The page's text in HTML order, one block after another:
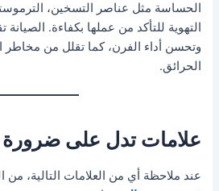
الحساسة مثل عناصر التسخين،
التهوية للتأكد من عملها بكفاءة.
وتحسن أداء الفرن، كما تقلل من مخاطر
الحرائق.
علامات تدل على ضرورة
عند ملاحظة أي من العلامات التالية،